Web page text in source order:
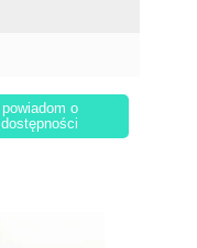
powiadom o
dostępności